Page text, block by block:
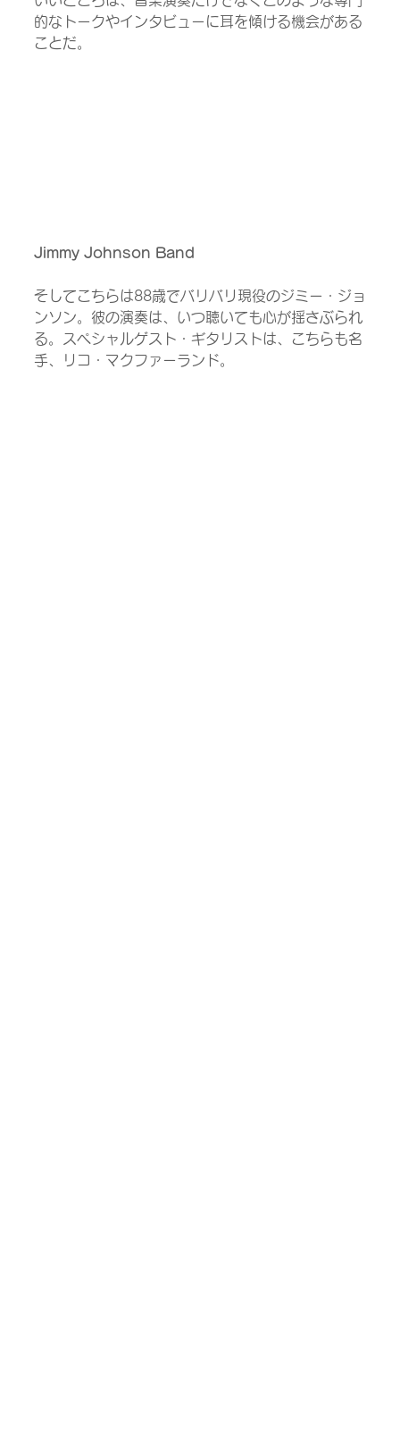
的なトークやインタビューに耳を傾ける機会がある
ことだ。
Jimmy Johnson Band
そしてこちらは88歳でバリバリ現役のジミー・ジョ
ンソン。彼の演奏は、いつ聴いても心が揺さぶられ
る。スペシャルゲスト・ギタリストは、こちらも名
手、リコ・マクファーランド。